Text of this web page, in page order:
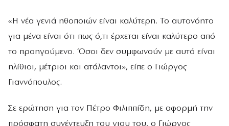
«Η νέα γενιά ηθοποιών είναι καλύτερη. Το αυτονόητο
για μένα είναι ότι πως ό,τι έρχεται είναι καλύτερο από
το προηγούμενο. Όσοι δεν συμφωνούν με αυτό είναι
ηλίθιοι, μέτριοι και ατάλαντοι», είπε ο Γιώργος
Γιαννόπουλος.
Σε ερώτηση για τον Πέτρο Φιλιππίδη, με αφορμή την
πρόσφατη συνέντευξη του γιου του, ο Γιώργος